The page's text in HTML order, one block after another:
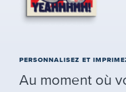
PERSONNALISEZ ET
Au moment où